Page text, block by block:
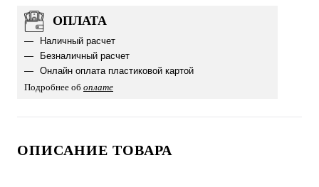
ОПЛАТА
Наличный расчет
Безналичный расчет
Онлайн оплата пластиковой картой
Подробнее об оплате
ОПИСАНИЕ ТОВАРА